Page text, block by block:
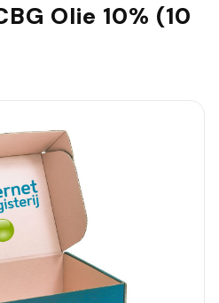
Olie 10% (10